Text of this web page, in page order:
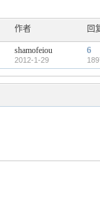
作者 回
shamofeiou
2012-1-29
6